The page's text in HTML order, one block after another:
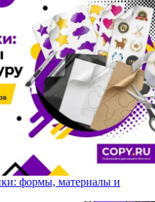
формы, материалы и